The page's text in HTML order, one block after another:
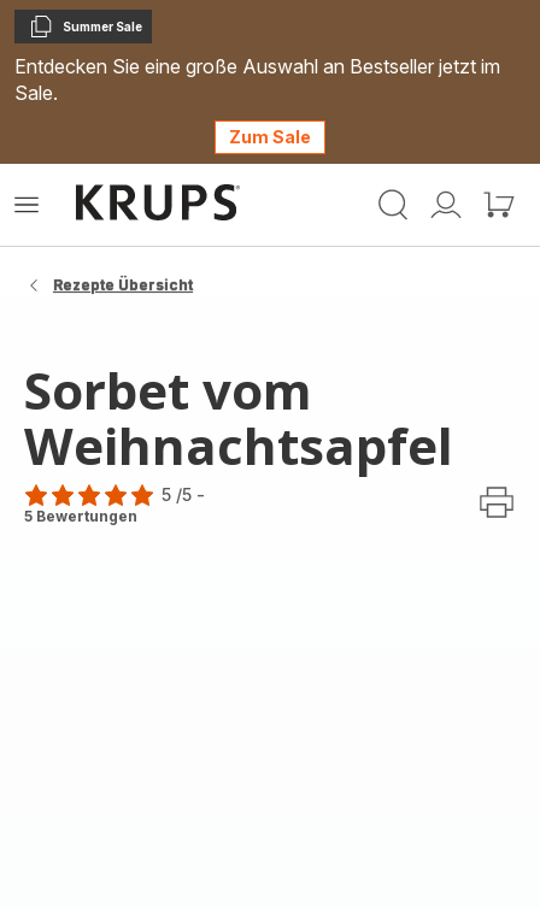
Kopieren
Summer Sale
Entdecken Sie eine große Auswahl an Bestseller jetzt im
Sale.
Zum Sale
Mein
Mein
Das
Rezepte Übersicht
Sorbet vom
Weihnachtsapfel
Bewertung
5 /5 -
5 Bewertungen